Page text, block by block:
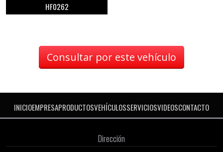
HF0262
Consultar por este vehículo
INICIOEMPRESAPRODUCTOSVEHÍCULOSSERVICIOSVIDEOSCONTACTO
Dirección